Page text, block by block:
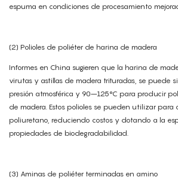
espuma en condiciones de procesamiento
(2) Polioles de poliéter de harina de madera
Informes en China sugieren que la harina de
virutas y astillas de madera trituradas, se puede
presión atmosférica y 90–125°C para producir
de madera. Estos polioles se pueden utilizar para
poliuretano, reduciendo costos y dotando a la
propiedades de biodegradabilidad.
(3) Aminas de poliéter terminadas en amino